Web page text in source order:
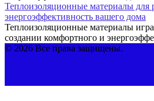
Теплоизоляционные материалы для
энергоэффективность вашего дома
Теплоизоляционные материалы
создании комфортного и
© 2026 Все права защищены.